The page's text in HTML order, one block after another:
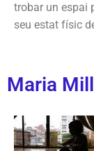
trobar un espai
seu estat físic
Maria